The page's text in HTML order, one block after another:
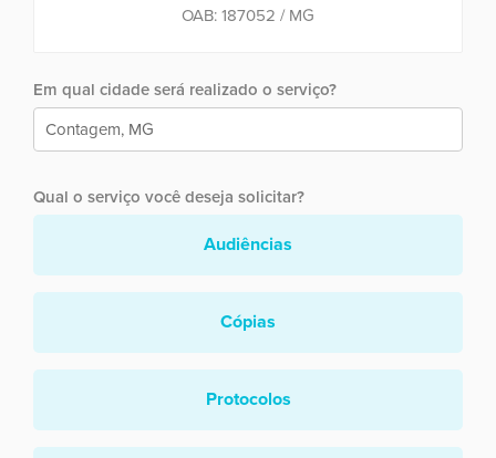
OAB: 187052 / MG
Em qual cidade será realizado o serviço?
Qual o serviço você deseja solicitar?
Audiências
Cópias
Protocolos